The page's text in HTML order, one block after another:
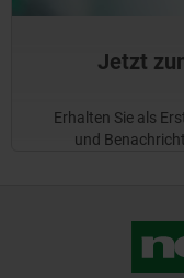
Jetzt
Erhalten Sie als
und